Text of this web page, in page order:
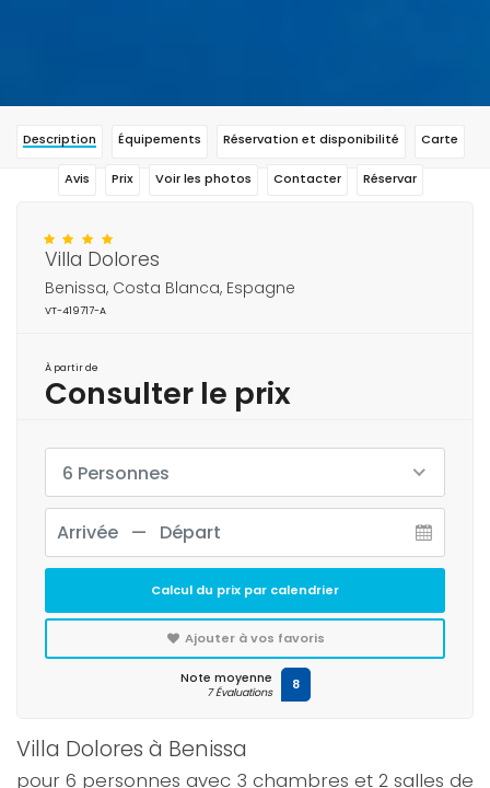
Description Équipements Réservation et disponibilité Carte
Avis Prix Voir les photos Contacter Réservar
Villa Dolores à Benissa
pour 6 personnes avec 3 chambres et 2 salles de
Villa Dolores
Benissa, Costa Blanca, Espagne
VT-419717-A
À partir de
Consulter le prix
6 Personnes
Calcul du prix par calendrier
Ajouter à vos favoris
Note moyenne
7 Évaluations 8